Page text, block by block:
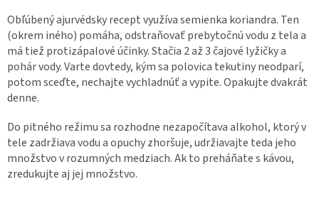
Obľúbený ajurvédsky recept využíva semienka koriandra. Ten
(okrem iného) pomáha, odstraňovať prebytočnú vodu z tela a
má tiež protizápalové účinky. Stačia 2 až 3 čajové lyžičky a
pohár vody. Varte dovtedy, kým sa polovica tekutiny neodparí,
potom sceďte, nechajte vychladnúť a vypite. Opakujte dvakrát
denne.
Do pitného režimu sa rozhodne nezapočítava alkohol, ktorý v
tele zadržiava vodu a opuchy zhoršuje, udržiavajte teda jeho
množstvo v rozumných medziach. Ak to preháňate s kávou,
zredukujte aj jej množstvo.